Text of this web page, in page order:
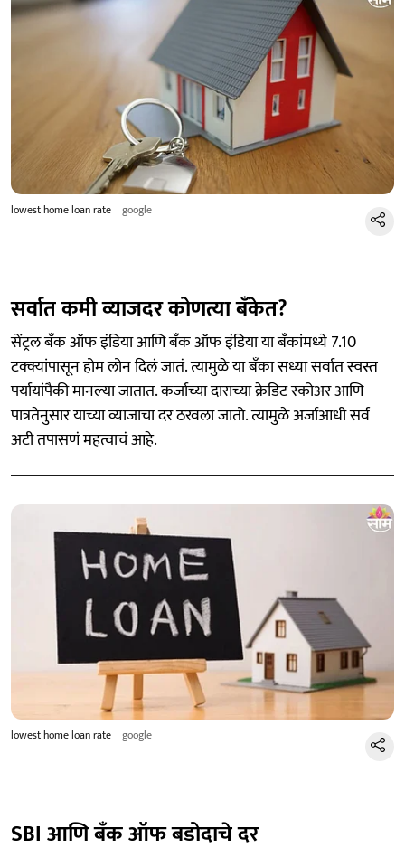
lowest home loan rate google
सर्वात कमी व्याजदर कोणत्या बँकेत?
सेंट्रल बँक ऑफ इंडिया आणि बँक ऑफ इंडिया या बँकांमध्ये 7.10
टक्क्यांपासून होम लोन दिलं जातं. त्यामुळे या बँका सध्या सर्वात स्वस्त
पर्यायांपैकी मानल्या जातात. कर्जाच्या दाराच्या क्रेडिट स्कोअर आणि
पात्रतेनुसार याच्या व्याजाचा दर ठरवला जातो. त्यामुळे अर्जाआधी सर्व
अटी तपासणं महत्वाचं आहे.
lowest home loan rate google
SBI आणि बँक ऑफ बडोदाचे दर